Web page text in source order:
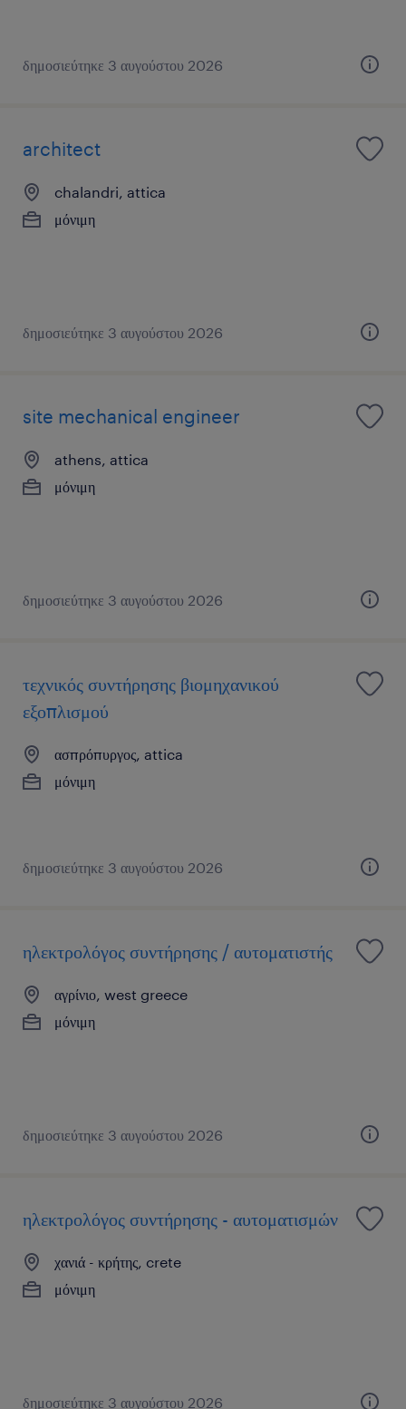
δημοσιεύτηκε 3 αυγούστου 2026
architect
chalandri, attica
μόνιμη
δημοσιεύτηκε 3 αυγούστου 2026
site mechanical engineer
athens, attica
μόνιμη
δημοσιεύτηκε 3 αυγούστου 2026
τεχνικός συντήρησης βιομηχανικού
εξοπλισμού
ασπρόπυργος, attica
μόνιμη
δημοσιεύτηκε 3 αυγούστου 2026
ηλεκτρολόγος συντήρησης / αυτοματιστής
αγρίνιο, west greece
μόνιμη
δημοσιεύτηκε 3 αυγούστου 2026
ηλεκτρολόγος συντήρησης - αυτοματισμών
χανιά - κρήτης, crete
μόνιμη
δημοσιεύτηκε 3 αυγούστου 2026